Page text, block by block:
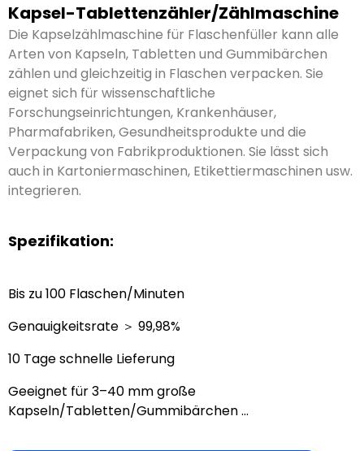
Kapsel-Tablettenzähler/Zählmaschine
Die Kapselzählmaschine für Flaschenfüller kann alle
Arten von Kapseln, Tabletten und Gummibärchen
zählen und gleichzeitig in Flaschen verpacken. Sie
eignet sich für wissenschaftliche
Forschungseinrichtungen, Krankenhäuser,
Pharmafabriken, Gesundheitsprodukte und die
Verpackung von Fabrikproduktionen. Sie lässt sich
auch in Kartoniermaschinen, Etikettiermaschinen usw.
integrieren.
Spezifikation:
Bis zu 100 Flaschen/Minuten
Genauigkeitsrate ＞ 99,98%
10 Tage schnelle Lieferung
Geeignet für 3–40 mm große
Kapseln/Tabletten/Gummibärchen …